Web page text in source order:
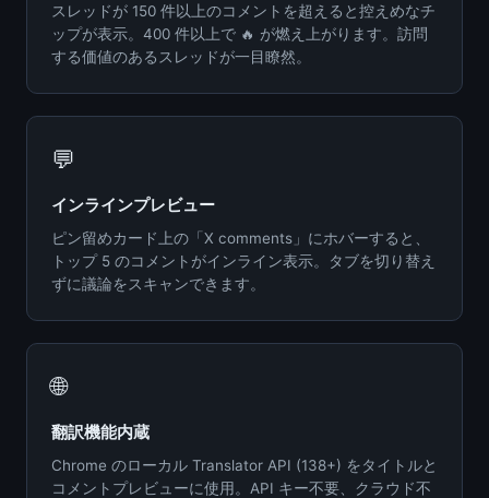
スレッドが 150 件以上のコメントを超えると控えめなチ
ップが表示。400 件以上で 🔥 が燃え上がります。訪問
する価値のあるスレッドが一目瞭然。
💬
インラインプレビュー
ピン留めカード上の「X comments」にホバーすると、
トップ 5 のコメントがインライン表示。タブを切り替え
ずに議論をスキャンできます。
🌐
翻訳機能内蔵
Chrome のローカル Translator API (138+) をタイトルと
コメントプレビューに使用。API キー不要、クラウド不